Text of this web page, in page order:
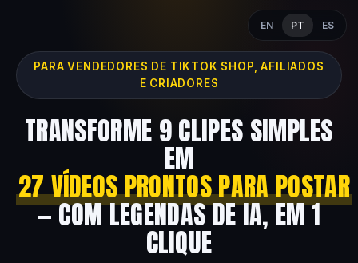
EN PT ES
PARA VENDEDORES DE TIKTOK SHOP, AFILIADOS
E CRIADORES
TRANSFORME 9 CLIPES SIMPLES
EM
27 VÍDEOS PRONTOS PARA POSTAR
— COM LEGENDAS DE IA, EM 1
CLIQUE